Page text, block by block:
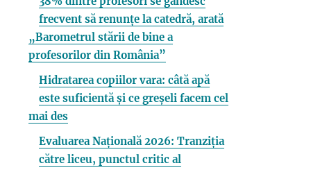
frecvent să renunțe la catedră, arată
„Barometrul stării de bine a
profesorilor din România”
Hidratarea copiilor vara: câtă apă
este suficientă și ce greșeli facem cel
mai des
Evaluarea Națională 2026: Tranziția
către liceu, punctul critic al